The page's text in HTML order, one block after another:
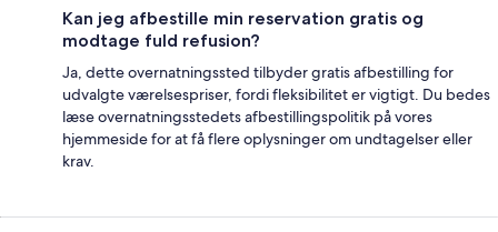
Kan jeg afbestille min reservation gratis og
modtage fuld refusion?
Ja, dette overnatningssted tilbyder gratis afbestilling for
udvalgte værelsespriser, fordi fleksibilitet er vigtigt. Du bedes
læse overnatningsstedets afbestillingspolitik på vores
hjemmeside for at få flere oplysninger om undtagelser eller
krav.